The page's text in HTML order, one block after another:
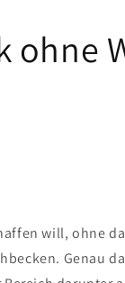
ohne
will, ohne
Genau